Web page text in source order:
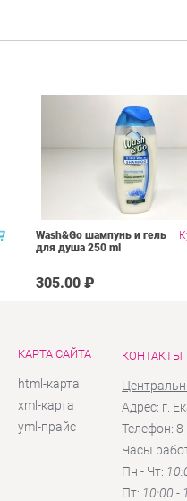
Wash&Go шампунь и гель
для душа 250 ml
305.00 ₽
КАРТА САЙТА
html-карта
xml-карта
yml-прайс
КОНТАКТЫ
Адрес: г.
Телефон:
Часы
Пн - Чт:
Пт: 10:00 -